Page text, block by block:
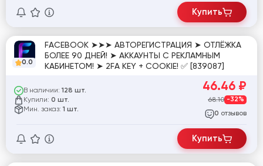
Купить
0.0
FACEBOOK ➤➤➤ АВТОРЕГИСТРАЦИЯ ➤ ОТЛЁЖКА
БОЛЕЕ 90 ДНЕЙ! ➤ АККАУНТЫ С РЕКЛАМНЫМ
КАБИНЕТОМ! ➤ 2FA KEY + COOKIE! ✅ [839087]
В наличии: 128 шт.
Купили: 0 шт.
Мин. заказ: 1 шт.
46.46 ₽
68.10 -32%
0 отзывов
Купить